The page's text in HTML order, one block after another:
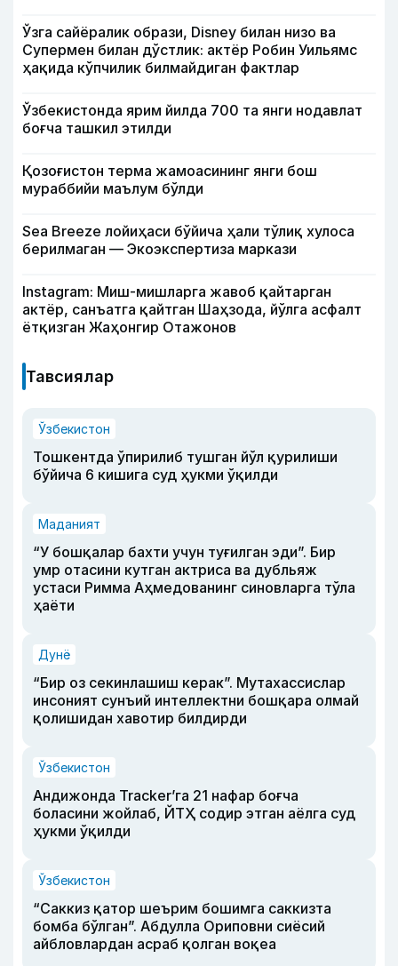
Ўзга сайёралик образи, Disney билан низо ва
Супермен билан дўстлик: актёр Робин Уильямс
ҳақида кўпчилик билмайдиган фактлар
Ўзбекистонда ярим йилда 700 та янги нодавлат
боғча ташкил этилди
Қозоғистон терма жамоасининг янги бош
мураббийи маълум бўлди
Sea Breeze лойиҳаси бўйича ҳали тўлиқ хулоса
берилмаган — Экоэкспертиза маркази
Instagram: Миш-мишларга жавоб қайтарган
актёр, санъатга қайтган Шаҳзода, йўлга асфалт
ётқизган Жаҳонгир Отажонов
Тавсиялар
Ўзбекистон
Тошкентда ўпирилиб тушган йўл қурилиши
бўйича 6 кишига суд ҳукми ўқилди
Маданият
“У бошқалар бахти учун туғилган эди”. Бир
умр отасини кутган актриса ва дубльяж
устаси Римма Аҳмедованинг синовларга тўла
ҳаёти
Дунё
“Бир оз секинлашиш керак”. Мутахассислар
инсоният сунъий интеллектни бошқара олмай
қолишидан хавотир билдирди
Ўзбекистон
Андижонда Tracker’га 21 нафар боғча
боласини жойлаб, ЙТҲ содир этган аёлга суд
ҳукми ўқилди
Ўзбекистон
“Саккиз қатор шеърим бошимга саккизта
бомба бўлган”. Абдулла Ориповни сиёсий
айбловлардан асраб қолган воқеа